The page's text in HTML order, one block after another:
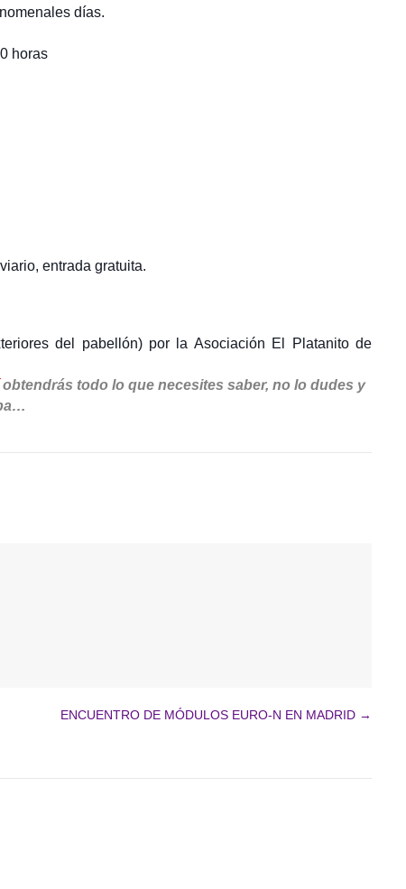
días.
horas
entrada gratuita.
del pabellón) por la Asociación El Platanito de
obtendrás todo lo que necesites saber, no lo dudes y
ENCUENTRO DE MÓDULOS EURO-N EN MADRID →